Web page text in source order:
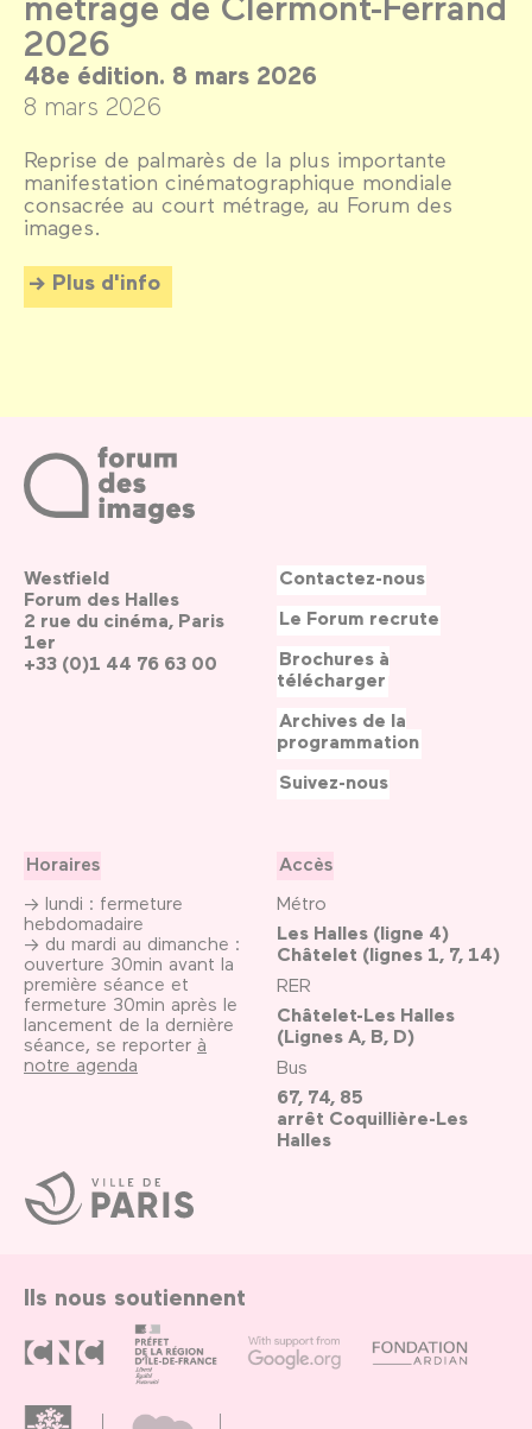
2026
48e édition. 8 mars 2026
8 mars 2026
Reprise de palmarès de la plus importante
manifestation cinématographique mondiale
consacrée au court métrage, au Forum des
images.
Plus d'info
Ville
de
Paris
Westfield
Forum des Halles
2 rue du cinéma, Paris
1er
+33 (0)1 44 76 63 00
Horaires
→ lundi : fermeture
hebdomadaire
→ du mardi au dimanche :
ouverture 30min avant la
première séance et
fermeture 30min après le
lancement de la dernière
séance, se reporter à
notre agenda
Accès
Métro
Les Halles (ligne 4)
Châtelet (lignes 1, 7, 14)
RER
Châtelet-Les Halles
(Lignes A, B, D)
Bus
67, 74, 85
arrêt Coquillière-Les
Halles
Contactez-nous
Le Forum recrute
Brochures à
télécharger
Archives de la
programmation
Suivez-nous
Ils nous soutiennent